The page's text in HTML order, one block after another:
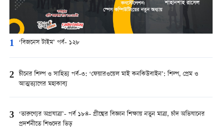
1 ‘বিজনেস টাইম’ পর্ব- ১২৮
2 চীনের শিল্প ও সাহিত্য পর্ব-৩: ‘ফেয়ারওয়েল মাই কনকিউবাইন’: শিল্প, প্রেম ও
আত্মত্যাগের মহাকাব্য
3 ‘তারুণ্যের অগ্রযাত্রা’- পর্ব ১৮৪- গ্রীষ্মের বিজ্ঞান শিক্ষায় নতুন মাত্রা, চাঁদ অভিযানের
প্রদর্শনীতে শিশুদের ভিড়